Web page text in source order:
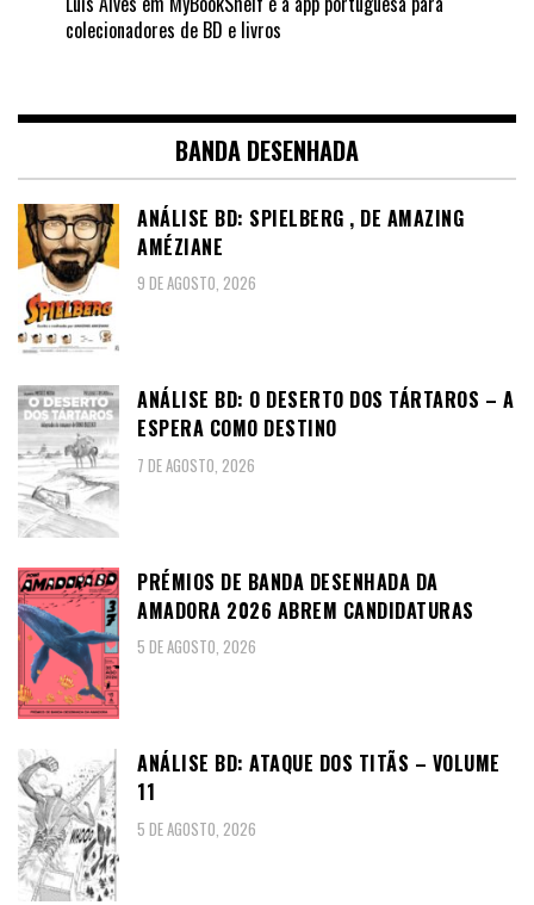
colecionadores de BD e livros
BANDA DESENHADA
ANÁLISE BD: SPIELBERG , DE AMAZING
AMÉZIANE
9 DE AGOSTO, 2026
ANÁLISE BD: O DESERTO DOS TÁRTAROS – A
ESPERA COMO DESTINO
7 DE AGOSTO, 2026
PRÉMIOS DE BANDA DESENHADA DA
AMADORA 2026 ABREM CANDIDATURAS
5 DE AGOSTO, 2026
ANÁLISE BD: ATAQUE DOS TITÃS – VOLUME
11
5 DE AGOSTO, 2026